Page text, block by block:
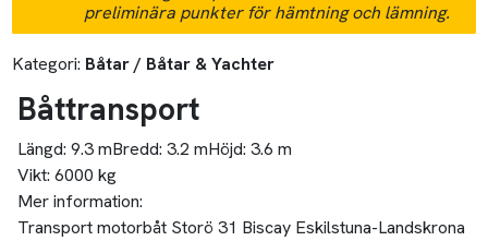
preliminära punkter för hämtning och lämning.
Kategori: Båtar / Båtar & Yachter
Båttransport
Längd: 9.3 mBredd: 3.2 mHöjd: 3.6 m
Vikt: 6000 kg
Mer information:
Transport motorbåt Storö 31 Biscay Eskilstuna-Landskrona